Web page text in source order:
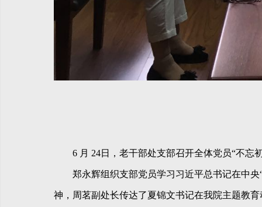
6 月 24日，老干部处支部召开全体党员“不忘
郑永辉组织支部党员学习习近平总书记在中央“
神，周茗副处长传达了夏锦文书记在我院主题教